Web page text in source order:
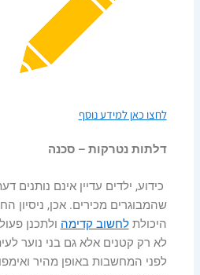
לחצו כאן למידע נוסף
דלתות נטרקות – סכנה
כידוע, ילדים עדיין אינם נותנים
שהמבוגרים מכירים. אכן, ניסיון
היכולתלחשוב קדימה ולתכנן
לא רק קטנים אלא גם בני נוער
לפני המחשבות באופן מהיר